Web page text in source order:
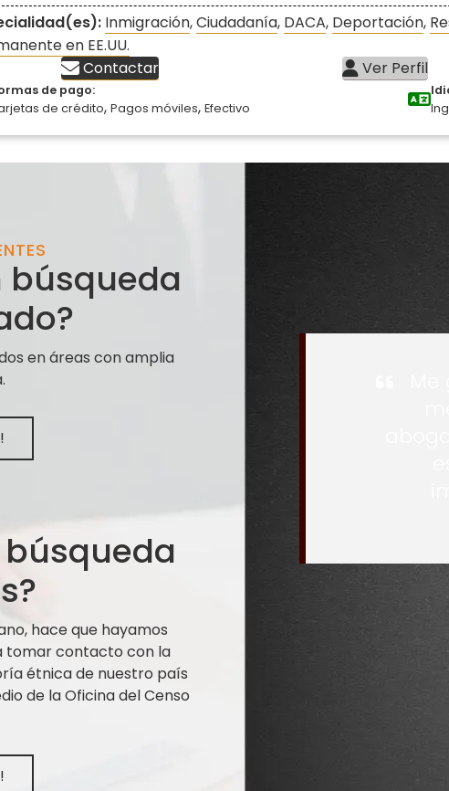
Inmigración,Ciudadanía, DACA, Deportación,
en EE.UU.
Contactar
Ver Perfil
de pago:
de crédito, Pagos móviles, Efectivo
búsqueda
en áreas con amplia
búsqueda
hace que hayamos
tomar contacto con la
étnica de nuestro país
de la Oficina del Censo